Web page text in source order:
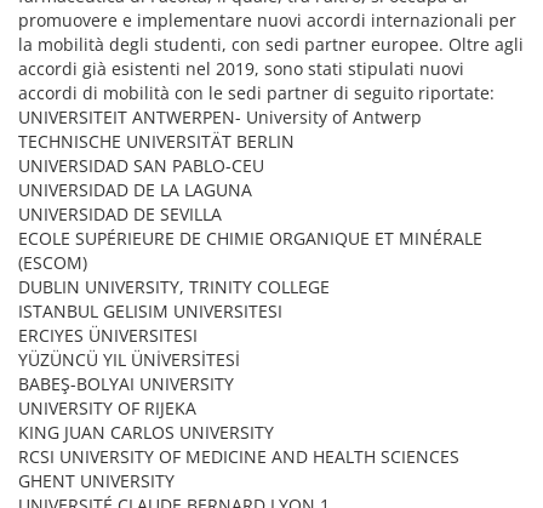
promuovere e implementare nuovi accordi internazionali per
la mobilità degli studenti, con sedi partner europee. Oltre agli
accordi già esistenti nel 2019, sono stati stipulati nuovi
accordi di mobilità con le sedi partner di seguito riportate:
UNIVERSITEIT ANTWERPEN- University of Antwerp
TECHNISCHE UNIVERSITÄT BERLIN
UNIVERSIDAD SAN PABLO-CEU
UNIVERSIDAD DE LA LAGUNA
UNIVERSIDAD DE SEVILLA
ECOLE SUPÉRIEURE DE CHIMIE ORGANIQUE ET MINÉRALE
(ESCOM)
DUBLIN UNIVERSITY, TRINITY COLLEGE
ISTANBUL GELISIM UNIVERSITESI
ERCIYES ÜNIVERSITESI
YÜZÜNCÜ YIL ÜNİVERSİTESİ
BABEŞ-BOLYAI UNIVERSITY
UNIVERSITY OF RIJEKA
KING JUAN CARLOS UNIVERSITY
RCSI UNIVERSITY OF MEDICINE AND HEALTH SCIENCES
GHENT UNIVERSITY